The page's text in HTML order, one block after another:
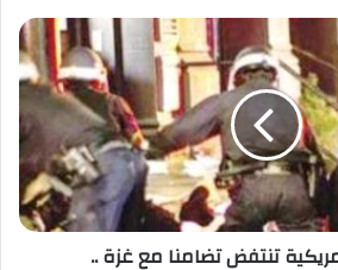
تنتفض تضامنا مع غزة ..